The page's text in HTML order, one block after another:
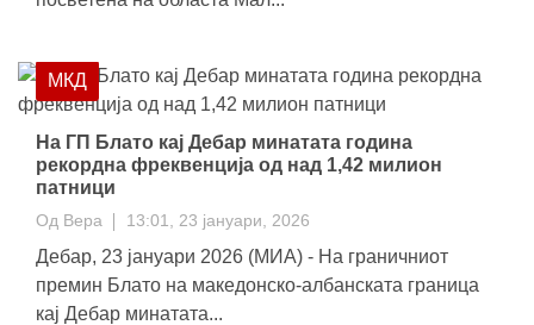
МКД
На ГП Блато кај Дебар минатата година
рекордна фреквенција од над 1,42 милион
патници
Од Вера 13:01, 23 јануари, 2026
Дебар, 23 јануари 2026 (МИА) - На граничниот
премин Блато на македонско-албанската граница
кај Дебар минатата...